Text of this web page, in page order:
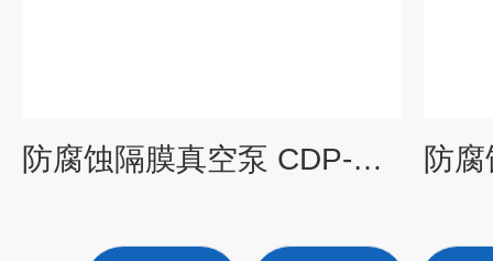
防腐蚀隔膜真空泵 CDP-D50-G